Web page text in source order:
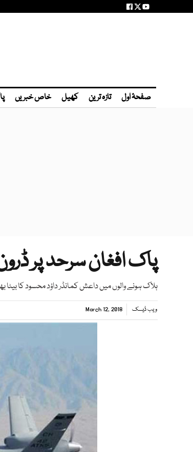
صفحۂ اول تازہ ترین کھیل خاص خبریں
پاک افغان سرحد پر ڈرون حملہ 6
ہلاک ہونے والوں میں داعش کمانڈر داؤد محسود کا بیٹا
ویب ڈیسک March 12, 2018